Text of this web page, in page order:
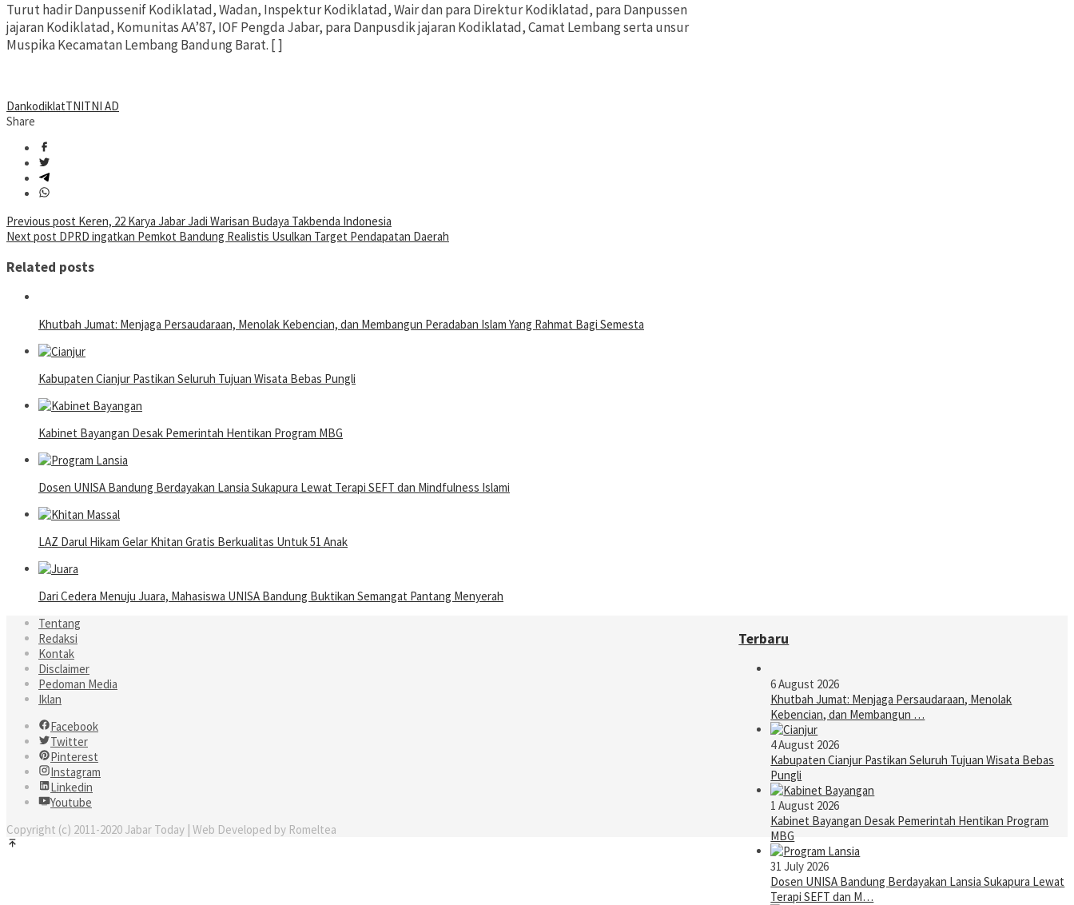
Turut hadir Danpussenif Kodiklatad, Wadan, Inspektur Kodiklatad, Wair dan para Direktur Kodiklatad, para Danpussen
jajaran Kodiklatad, Komunitas AA’87, IOF Pengda Jabar, para Danpusdik jajaran Kodiklatad, Camat Lembang serta unsur
Muspika Kecamatan Lembang Bandung Barat. [ ]
DankodiklatTNITNI AD
Share
Post
navigation
Previous post Keren, 22 Karya Jabar Jadi Warisan Budaya Takbenda Indonesia
Next post DPRD ingatkan Pemkot Bandung Realistis Usulkan Target Pendapatan Daerah
Related posts
Khutbah Jumat: Menjaga Persaudaraan, Menolak Kebencian, dan Membangun Peradaban Islam Yang Rahmat Bagi Semesta
Kabupaten Cianjur Pastikan Seluruh Tujuan Wisata Bebas Pungli
Kabinet Bayangan Desak Pemerintah Hentikan Program MBG
Dosen UNISA Bandung Berdayakan Lansia Sukapura Lewat Terapi SEFT dan Mindfulness Islami
LAZ Darul Hikam Gelar Khitan Gratis Berkualitas Untuk 51 Anak
Dari Cedera Menuju Juara, Mahasiswa UNISA Bandung Buktikan Semangat Pantang Menyerah
Terbaru
6 August 2026
Khutbah Jumat: Menjaga Persaudaraan, Menolak
Kebencian, dan Membangun …
4 August 2026
Kabupaten Cianjur Pastikan Seluruh Tujuan Wisata Bebas
Pungli
1 August 2026
Kabinet Bayangan Desak Pemerintah Hentikan Program
MBG
31 July 2026
Dosen UNISA Bandung Berdayakan Lansia Sukapura Lewat
Terapi SEFT dan M…
Tentang
Redaksi
Kontak
Disclaimer
Pedoman Media
Iklan
Facebook
Twitter
Pinterest
Instagram
Linkedin
Youtube
Copyright (c) 2011-2020 Jabar Today | Web Developed by Romeltea